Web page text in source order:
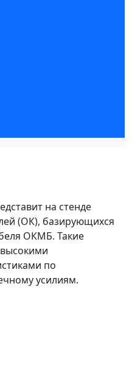
на стенде
(ОК), базирующихся
ОКМБ. Такие
по
усилиям.